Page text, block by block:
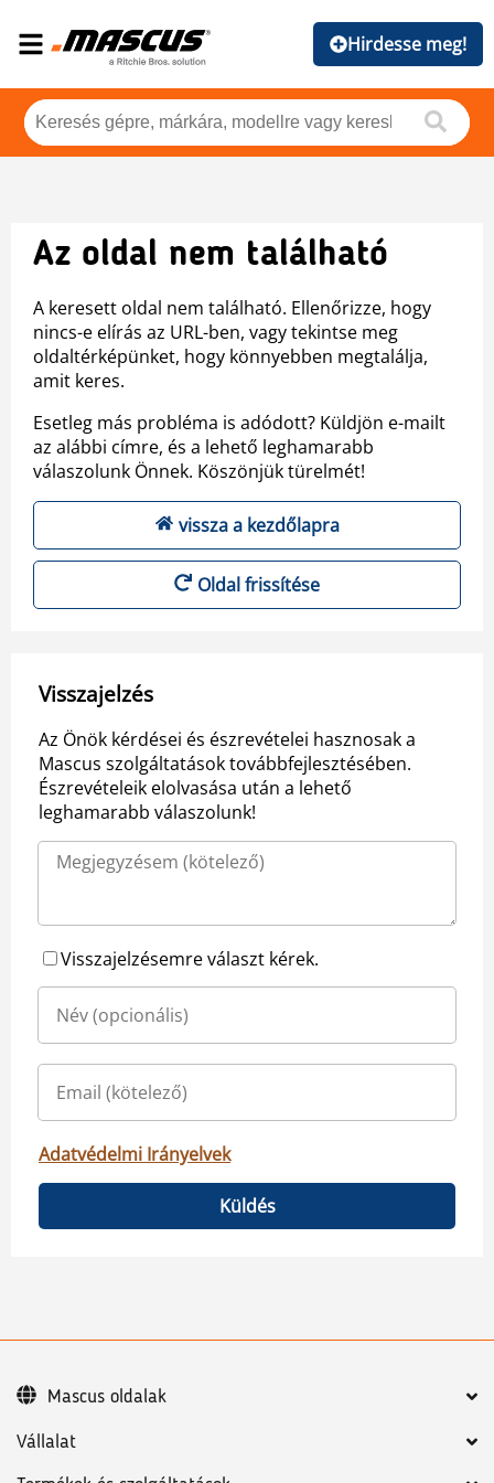
Hirdesse meg!
Az oldal nem található
A keresett oldal nem található. Ellenőrizze, hogy
nincs-e elírás az URL-ben, vagy tekintse meg
oldaltérképünket, hogy könnyebben megtalálja,
amit keres.
Esetleg más probléma is adódott? Küldjön e-mailt
az alábbi címre, és a lehető leghamarabb
válaszolunk Önnek. Köszönjük türelmét!
vissza a kezdőlapra
Oldal frissítése
Visszajelzés
Az Önök kérdései és észrevételei hasznosak a
Mascus szolgáltatások továbbfejlesztésében.
Észrevételeik elolvasása után a lehető
leghamarabb válaszolunk!
Visszajelzésemre választ kérek.
Adatvédelmi Irányelvek
Küldés
Vállalat
Mascus oldalak